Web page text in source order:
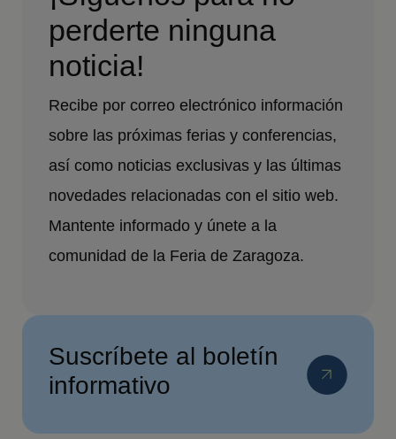
perderte ninguna
noticia!
Recibe por correo electrónico información
sobre las próximas ferias y conferencias,
así como noticias exclusivas y las últimas
novedades relacionadas con el sitio web.
Mantente informado y únete a la
comunidad de la Feria de Zaragoza.
Suscríbete al boletín
informativo